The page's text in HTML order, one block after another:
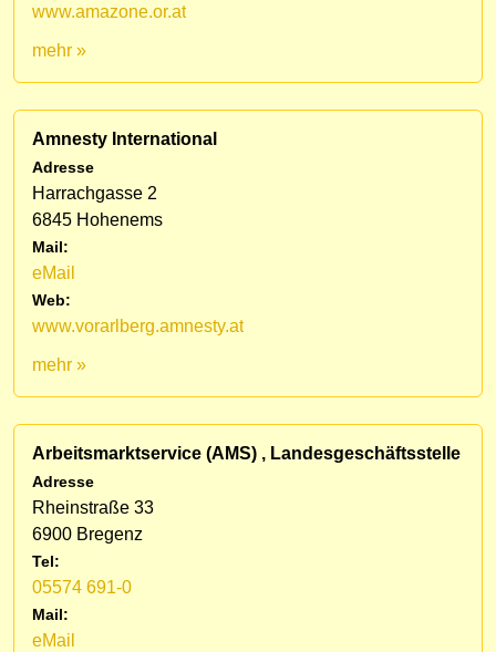
www.amazone.or.at
mehr »
Amnesty International
Adresse
Harrachgasse 2
6845 Hohenems
Mail:
eMail
Web:
www.vorarlberg.amnesty.at
mehr »
Arbeitsmarktservice (AMS) , Landesgeschäftsstelle
Adresse
Rheinstraße 33
6900 Bregenz
Tel:
05574 691-0
Mail:
eMail